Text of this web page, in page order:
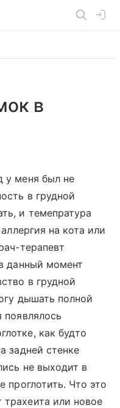
в
у меня был не
в грудной
и темепратура
на кота или
терапевт
данный момент
в грудной
дышать полной
появлялось
как будто
задней стенке
не выходит в
проглотить. Что это
или новое